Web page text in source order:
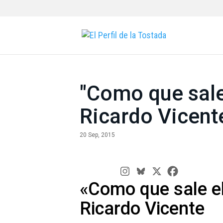
"Como que
Ricardo
20 Sep, 2015
«Como que sale
Ricardo Vicente